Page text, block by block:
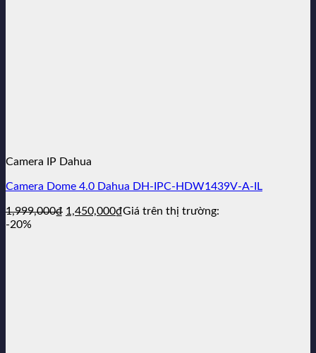
Camera IP Dahua
Camera Dome 4.0 Dahua DH-IPC-HDW1439V-A-IL
1,999,000₫ Giá
1,450,000₫Giá
Giá trên thị trường:
-20%